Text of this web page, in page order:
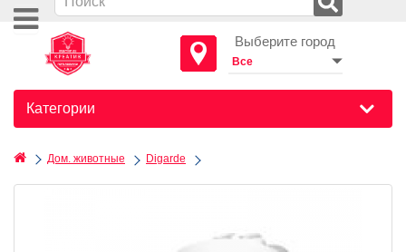
Выберите город
Категории
Дом. животные Digarde